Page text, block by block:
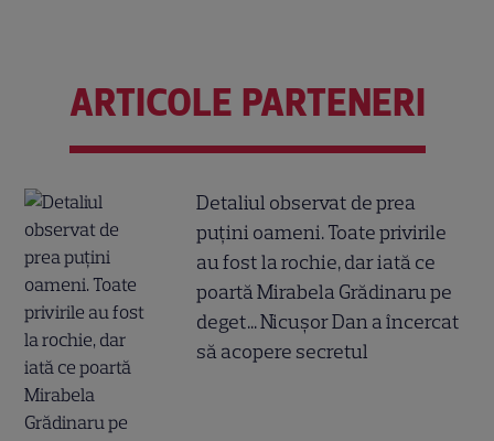
ARTICOLE PARTENERI
Detaliul observat de prea
puțini oameni. Toate privirile
au fost la rochie, dar iată ce
poartă Mirabela Grădinaru pe
deget... Nicușor Dan a încercat
să acopere secretul